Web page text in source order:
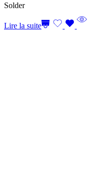
Solder
Lire la suite